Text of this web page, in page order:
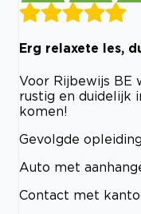
Erg relaxete les,
Voor Rijbewijs BE
rustig en duidelijk
komen!
Gevolgde
Auto met
Contact met